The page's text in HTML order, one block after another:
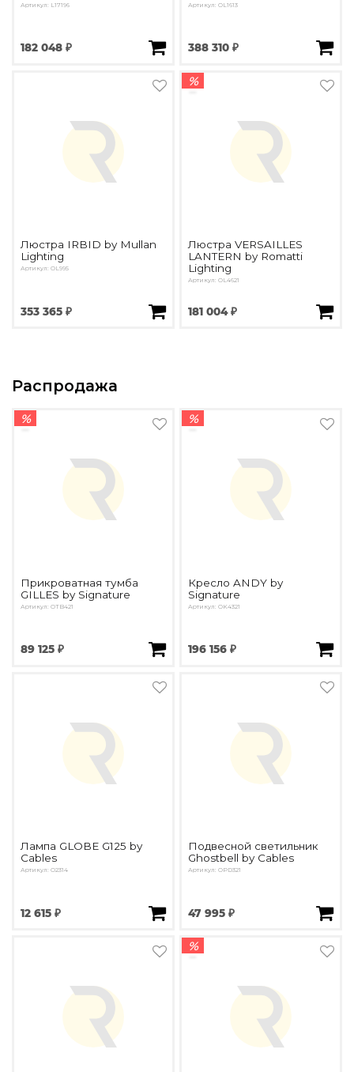
Артикул: L17196
182 048 ₽
Артикул: OL1613
388 310 ₽
Люстра IRBID by Mullan
Lighting
Артикул: OL995
353 365 ₽
%
Люстра VERSAILLES
LANTERN by Romatti
Lighting
Артикул: OL4621
181 004 ₽
Распродажа
%
Прикроватная тумба
GILLES by Signature
Артикул: OTB421
89 125 ₽
%
Кресло ANDY by
Signature
Артикул: OK4321
196 156 ₽
Лампа GLOBE G125 by
Cables
Артикул: О2314
12 615 ₽
Подвесной светильник
Ghostbell by Cables
Артикул: OPD321
47 995 ₽
%